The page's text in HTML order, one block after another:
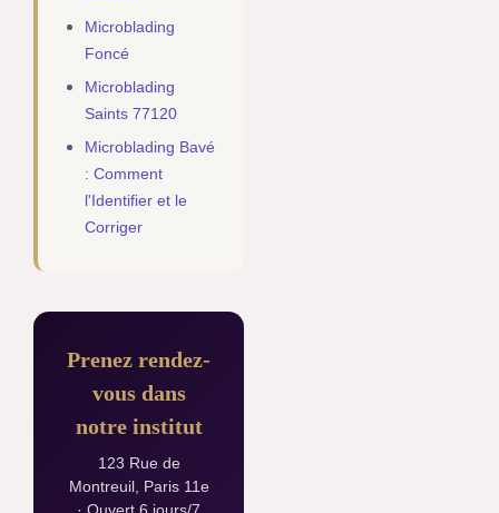
Microblading
Foncé
Microblading
Saints 77120
Microblading Bavé
: Comment
l'Identifier et le
Corriger
Prenez rendez-
vous dans
notre institut
123 Rue de
Montreuil, Paris 11e